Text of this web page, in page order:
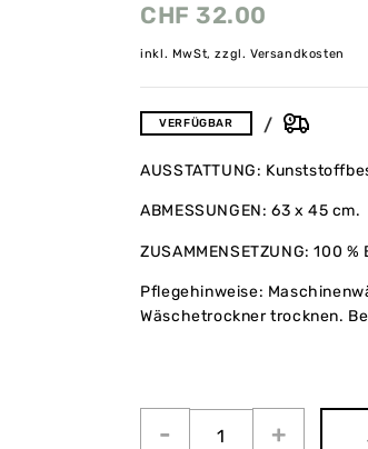
CHF 32.00
inkl. MwSt, zzgl. Versandkosten
VERFÜGBAR
AUSSTATTUNG:
ABMESSUNGEN: 63 x 45 cm.
ZUSAMMENSETZUNG: 100
Pflegehinweise:
Wäschetrockner trocknen.